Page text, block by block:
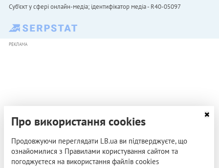
Cуб'єкт у сфері онлайн-медіа; ідентифікатор медіа - R40-05097
РЕКЛАМА
Про використання cookies
Продовжуючи переглядати LB.ua ви підтверджуєте, що
ознайомилися з Правилами користування сайтом та
погоджуєтеся на використання файлів cookies